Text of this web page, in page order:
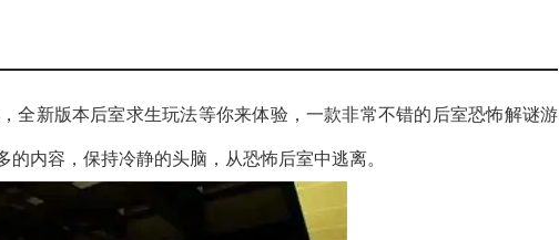
全新版本后室求生玩法等你来体验，一款非常不错的后室恐怖解谜游
内容，保持冷静的头脑，从恐怖后室中逃离。